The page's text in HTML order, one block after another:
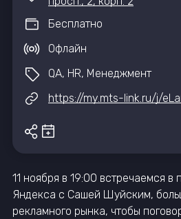
Бесплатно
Офлайн
QA, HR, Менеджмент
11 ноября в 19:00 встречаемся в
Яндекса с Сашей Шуйским,
рекламного рынка, чтобы